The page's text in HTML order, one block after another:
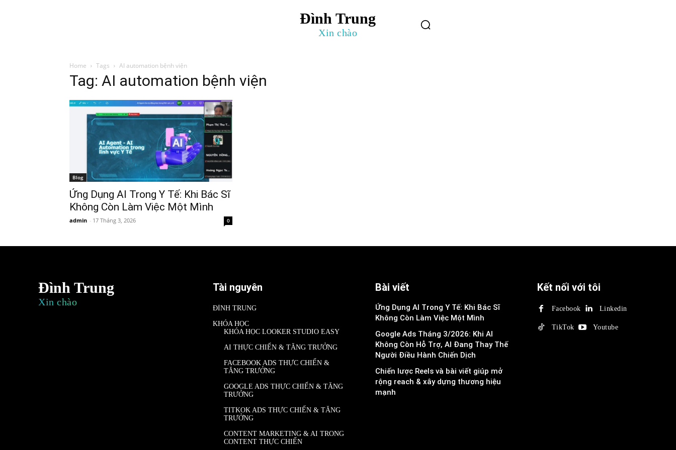
Đình Trung
Xin chào
Home Tags AI automation bệnh viện
Tag: AI automation bệnh viện
Blog
Ứng Dụng AI Trong Y Tế: Khi Bác Sĩ
Không Còn Làm Việc Một Mình
admin - 17 Tháng 3, 2026 0
Đình Trung
Xin chào
Tài nguyên
ĐÌNH TRUNG
KHÓA HỌC
KHÓA HỌC LOOKER STUDIO EASY
AI THỰC CHIẾN & TĂNG TRƯỞNG
FACEBOOK ADS THỰC CHIẾN &
TĂNG TRƯỞNG
GOOGLE ADS THỰC CHIẾN & TĂNG
TRƯỞNG
TITKOK ADS THỰC CHIẾN & TĂNG
TRƯỞNG
CONTENT MARKETING & AI TRONG
CONTENT THỰC CHIẾN
Bài viết
Ứng Dụng AI Trong Y Tế: Khi Bác Sĩ
Không Còn Làm Việc Một Mình
Google Ads Tháng 3/2026: Khi AI
Không Còn Hỗ Trợ, AI Đang Thay Thế
Người Điều Hành Chiến Dịch
Chiến lược Reels và bài viết giúp mở
rộng reach & xây dựng thương hiệu
mạnh
Kết nối với tôi
Facebook Linkedin
TikTok Youtube